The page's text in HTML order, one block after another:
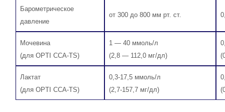
Барометрическое
давление
от 300 до 800 мм рт. ст.
Мочевина
(для OPTI CCA-TS)
1 — 40 ммоль/л
(2,8 — 112,0 мг/дл)
Лактат
(для OPTI CCA-TS)
0,3-17,5 ммоль/л
(2,7-157,7 мг/дл)